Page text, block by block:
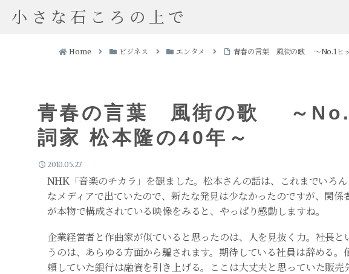
小さな石ころの上で
Home ビジネス エンタメ 青春の言葉 風街の歌 ～No.1ヒッ
青春の言葉 風街の歌 ～
詞家 松本隆の40年～
2010.05.27
NHK「音楽のチカラ」を観ました。松本さんの話は、これまでいろん
なメディアで出ていたので、新たな発見は少なかったのですが、関係
が本物で構成されている映像をみると、やっぱり感動しますね。
企業経営者と作曲家が似ていると思ったのは、人を見抜く力。社長と
うのは、あらゆる方面から騙されます。期待している社員は辞める。
頼していた銀行は融資を引き上げる。ここは大丈夫と思っていた販売